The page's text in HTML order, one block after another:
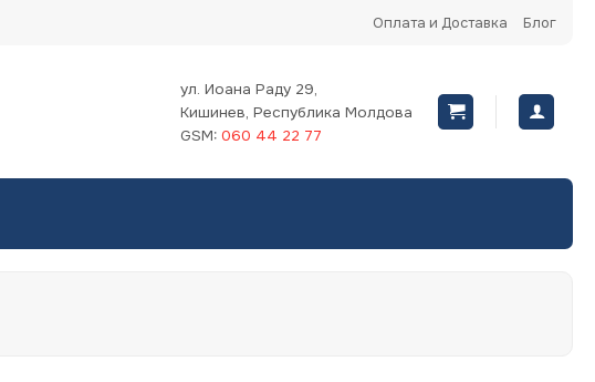
Оплата и Доставка Блог
ул. Иоана Раду 29,
Кишинев, Республика Молдова
GSM: 060 44 22 77